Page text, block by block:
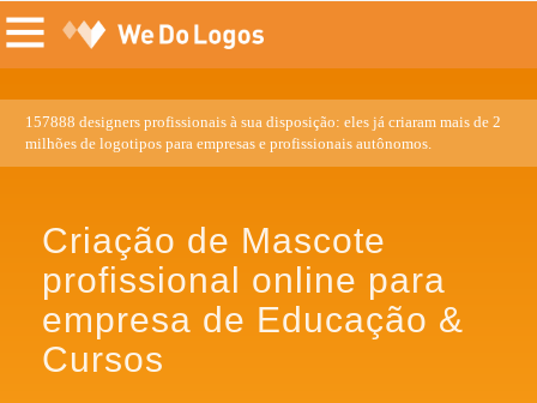
157888 designers profissionais à sua disposição: eles já criaram mais de 2
milhões de logotipos para empresas e profissionais autônomos.
Criação de Mascote
profissional online para
empresa de Educação &
Cursos